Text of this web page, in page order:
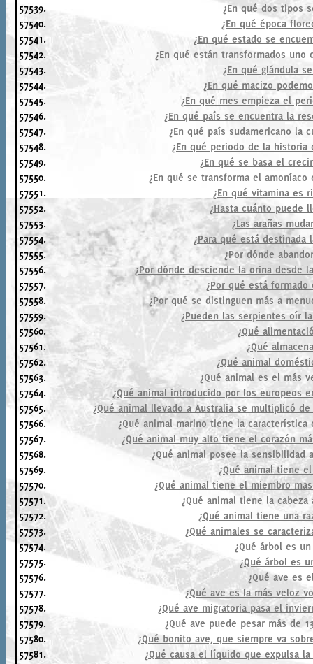
57539.
¿En qué dos tipos
57540.
¿En qué época
57541.
¿En qué estado se
57542.
¿En qué están transformados uno
57543.
¿En qué glándula
57544.
¿En qué macizo
57545.
¿En qué mes empieza el
57546.
¿En qué país se encuentra la
57547.
¿En qué país sudamericano la
57548.
¿En qué periodo de la historia
57549.
¿En qué se basa el
57550.
¿En qué se transforma el
57551.
¿En qué vitamina es
57552.
¿Hasta cuánto puede
57553.
¿Las arañas
57554.
¿Para qué está
57555.
¿Por dónde
57556.
¿Por dónde desciende la orina desde
57557.
¿Por qué está
57558.
¿Por qué se distinguen más a
57559.
¿Pueden las serpientes oír
57560.
¿Qué
57561.
¿Qué
57562.
¿Qué animal
57563.
¿Qué animal es el más
57564.
¿Qué animal introducido por los europeos
57565.
¿Qué animal llevado a Australia se multiplicó
57566.
¿Qué animal marino tiene la
57567.
¿Qué animal muy alto tiene el corazón
57568.
¿Qué animal posee la sensibilidad
57569.
¿Qué animal tiene
57570.
¿Qué animal tiene el miembro
57571.
¿Qué animal tiene la
57572.
¿Qué animal tiene una
57573.
¿Qué animales se
57574.
¿Qué árbol es
57575.
¿Qué árbol es
57576.
¿Qué ave es
57577.
¿Qué ave es la más veloz
57578.
¿Qué ave migratoria pasa el
57579.
¿Qué ave puede pesar más de
57580.
¿Qué bonito ave, que siempre va
57581.
¿Qué causa el líquido que expulsa